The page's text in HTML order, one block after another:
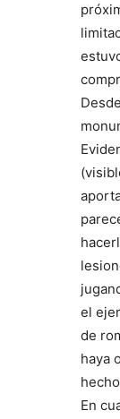
el
de
haya
En